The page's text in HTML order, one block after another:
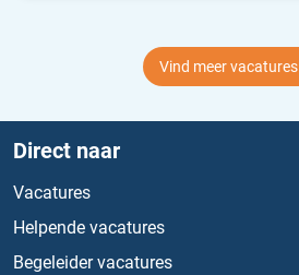
Vind meer vacatures
Direct naar
Vacatures
Helpende vacatures
Begeleider vacatures